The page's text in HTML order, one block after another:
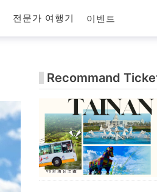
전문가 여행기 이벤트
Recommand